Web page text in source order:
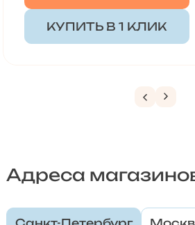
КУПИТЬ В 1 КЛИК
Адреса